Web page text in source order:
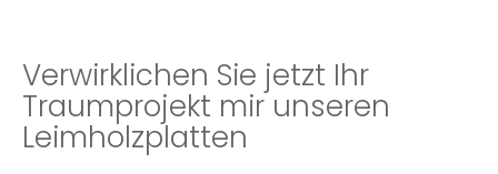
Verwirklichen Sie jetzt Ihr
Traumprojekt mir unseren
Leimholzplatten